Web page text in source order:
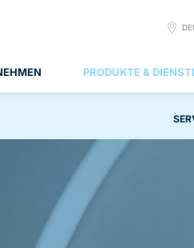
PRODUKTE &